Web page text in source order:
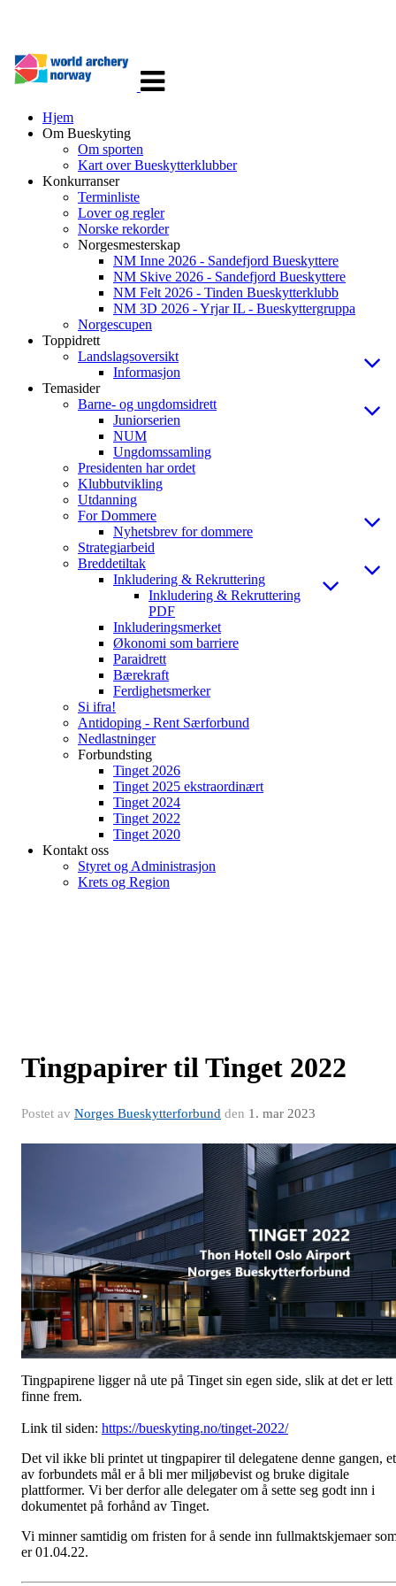
navigasjon
Hjem
Om Bueskyting
Om sporten
Kart over Bueskytterklubber
Konkurranser
Terminliste
Lover og regler
Norske rekorder
Norgesmesterskap
NM Inne 2026 - Sandefjord Bueskyttere
NM Skive 2026 - Sandefjord Bueskyttere
NM Felt 2026 - Tinden Bueskytterklubb
NM 3D 2026 - Yrjar IL - Bueskyttergruppa
Norgescupen
Toppidrett
Landslagsoversikt
Informasjon
Temasider
Barne- og ungdomsidrett
Juniorserien
NUM
Ungdomssamling
Presidenten har ordet
Klubbutvikling
Utdanning
For Dommere
Nyhetsbrev for dommere
Strategiarbeid
Breddetiltak
Inkludering & Rekruttering
Inkludering & Rekruttering
PDF
Inkluderingsmerket
Økonomi som barriere
Paraidrett
Bærekraft
Ferdighetsmerker
Si ifra!
Antidoping - Rent Særforbund
Nedlastninger
Forbundsting
Tinget 2026
Tinget 2025 ekstraordinært
Tinget 2024
Tinget 2022
Tinget 2020
Kontakt oss
Styret og Administrasjon
Krets og Region
Tingpapirer til Tinget 2022
Postet av Norges Bueskytterforbund den 1. mar 2023
Tingpapirene ligger nå ute på Tinget sin egen side, slik at det er lett
finne frem.
Link til siden: https://bueskyting.no/tinget-2022/
Det vil ikke bli printet ut tingpapirer til delegatene denne gangen, et
av forbundets mål er å bli mer miljøbevist og bruke digitale
plattformer. Vi ber derfor alle delegater om å sette seg godt inn i
dokumentet på forhånd av Tinget.
Vi minner samtidig om fristen for å sende inn fullmaktskjemaer
er 01.04.22.